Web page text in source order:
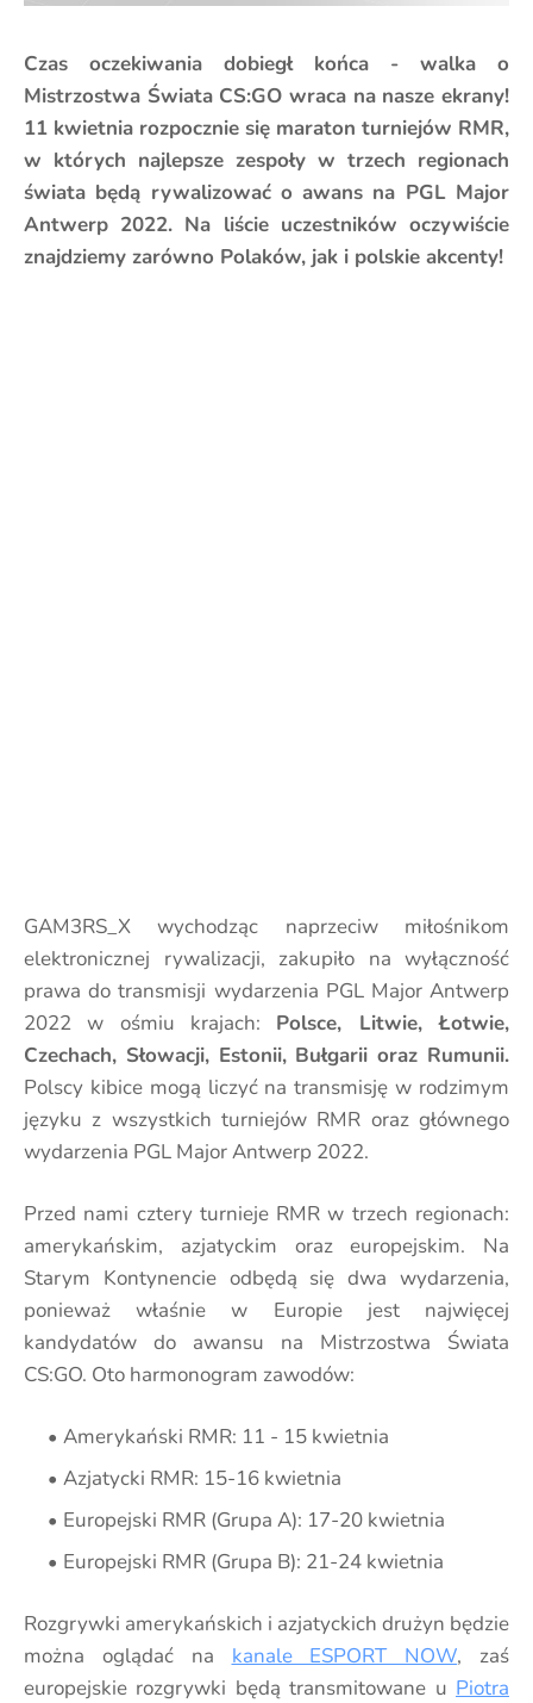
Czas oczekiwania dobiegł końca - walka o
Mistrzostwa Świata CS:GO wraca na nasze ekrany!
11 kwietnia rozpocznie się maraton turniejów RMR,
w których najlepsze zespoły w trzech regionach
świata będą rywalizować o awans na PGL Major
Antwerp 2022. Na liście uczestników oczywiście
znajdziemy zarówno Polaków, jak i polskie akcenty!
GAM3RS_X wychodząc naprzeciw miłośnikom
elektronicznej rywalizacji, zakupiło na wyłączność
prawa do transmisji wydarzenia PGL Major Antwerp
2022 w ośmiu krajach: Polsce, Litwie, Łotwie,
Czechach, Słowacji, Estonii, Bułgarii oraz Rumunii.
Polscy kibice mogą liczyć na transmisję w rodzimym
języku z wszystkich turniejów RMR oraz głównego
wydarzenia PGL Major Antwerp 2022.
Przed nami cztery turnieje RMR w trzech regionach:
amerykańskim, azjatyckim oraz europejskim. Na
Starym Kontynencie odbędą się dwa wydarzenia,
ponieważ właśnie w Europie jest najwięcej
kandydatów do awansu na Mistrzostwa Świata
CS:GO. Oto harmonogram zawodów:
Amerykański RMR: 11 - 15 kwietnia
Azjatycki RMR: 15-16 kwietnia
Europejski RMR (Grupa A): 17-20 kwietnia
Europejski RMR (Grupa B): 21-24 kwietnia
Rozgrywki amerykańskich i azjatyckich drużyn będzie
można oglądać na kanale ESPORT NOW, zaś
europejskie rozgrywki będą transmitowane u Piotra